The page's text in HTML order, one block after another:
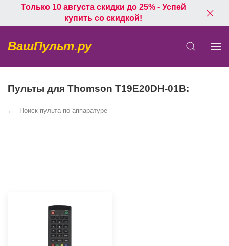
Только 10 августа скидки до 25% - Успей
купить со скидкой!
ВашПульт.ру
Пульты для Thomson T19E20DH-01B:
Поиск пульта по аппаратуре